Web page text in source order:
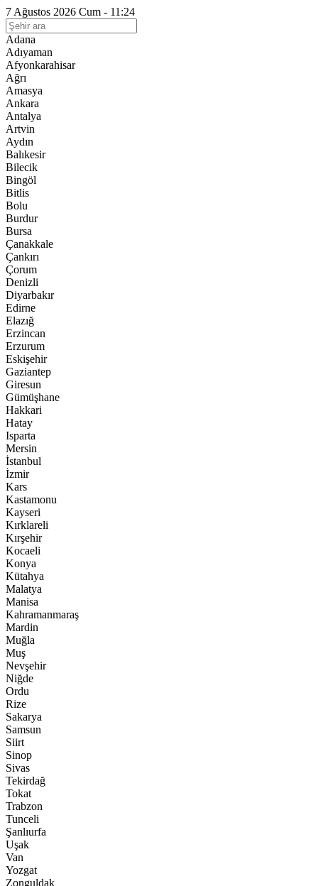
7 Ağustos 2026 Cum - 11:24
Adana
Adıyaman
Afyonkarahisar
Ağrı
Amasya
Ankara
Antalya
Artvin
Aydın
Balıkesir
Bilecik
Bingöl
Bitlis
Bolu
Burdur
Bursa
Çanakkale
Çankırı
Çorum
Denizli
Diyarbakır
Edirne
Elazığ
Erzincan
Erzurum
Eskişehir
Gaziantep
Giresun
Gümüşhane
Hakkari
Hatay
Isparta
Mersin
İstanbul
İzmir
Kars
Kastamonu
Kayseri
Kırklareli
Kırşehir
Kocaeli
Konya
Kütahya
Malatya
Manisa
Kahramanmaraş
Mardin
Muğla
Muş
Nevşehir
Niğde
Ordu
Rize
Sakarya
Samsun
Siirt
Sinop
Sivas
Tekirdağ
Tokat
Trabzon
Tunceli
Şanlıurfa
Uşak
Van
Yozgat
Zonguldak